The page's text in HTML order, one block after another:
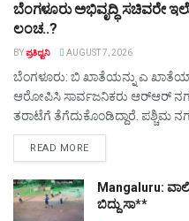
ಬೆಂಗಳೂರು ಅಭಿವೃದ್ಧಿ ಸಚಿವರೇ
ಲಂಚ..?
BYಪ್ರತಿಧ್ವನಿ AUGUST 7, 2026
ಬೆಂಗಳೂರು: ಬಿ ಖಾತೆಯನ್ನು ಎ
ಆರೋಪಿಸಿ ಸಾರ್ವಜನಿಕರು ಆರ್‌ಆರ್
ತರಾಟೆಗೆ ತೆಗೆದುಕೊಂಡಿದ್ದಾರೆ. ಪಶ್ಚಿಮ
READ MOREDETAILS
Mangaluru:
ಬಿದ್ದು ಸಾ**